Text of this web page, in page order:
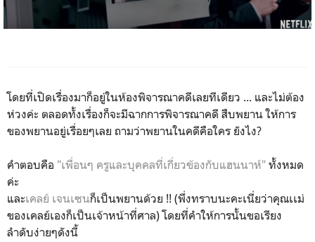
โดยที่เปิดเรื่องมาก็อยู่ในห้องพิจารณาคดีเลยทีเดียว ... และไม่ต้อง
ห่วงค่ะ ตลอดทั้งเรื่องก็จะมีฉากการพิจารณาคดี สืบพยาน ให้การ
ของพยานอยู่เรื่อยๆเลย ถามว่าพยานในคดีคือใคร ยังไง?
คำตอบคือ "เพื่อนๆ ครูและบุคคลที่เกี่ยวข้องกับแฮนนาห์" ทั้งหมด
ค่ะ
และเคลย์ เจนเซนก็เป็นพยานด้วย !! (พึ่งทราบนะคะเนี่ยว่าคุณเเม่
ของเคลย์เองก็เป็นเจ้าหน้าที่ศาล) โดยที่คำให้การนั้นขอเรียง
ลำดับง่ายๆดังนี้